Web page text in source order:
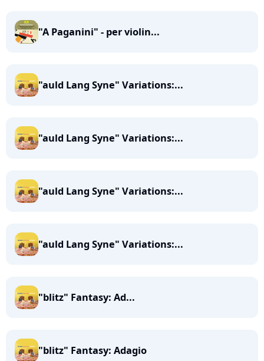
"A Paganini" - per violin...
"auld Lang Syne" Variations:...
"auld Lang Syne" Variations:...
"auld Lang Syne" Variations:...
"auld Lang Syne" Variations:...
"blitz" Fantasy: Ad...
"blitz" Fantasy: Adagio